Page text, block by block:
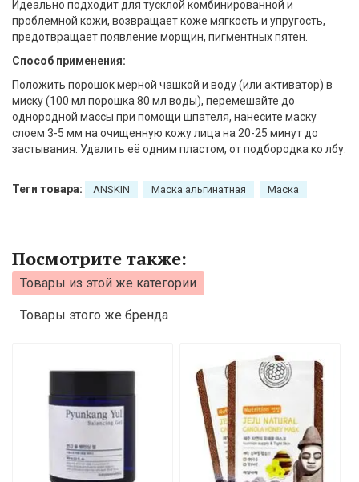
Идеально подходит для тусклой комбинированной и
проблемной кожи, возвращает коже мягкость и упругость,
предотвращает появление морщин, пигментных пятен.
Способ применения:
Положить порошок мерной чашкой и воду (или активатор) в
миску (100 мл порошка 80 мл воды), перемешайте до
однородной массы при помощи шпателя, нанесите маску
слоем 3-5 мм на очищенную кожу лица на 20-25 минут до
застывания. Удалить её одним пластом, от подбородка ко лбу.
Теги товара: ANSKIN Маска альгинатная Маска
Посмотрите также:
Товары из этой же категории
Товары этого же бренда